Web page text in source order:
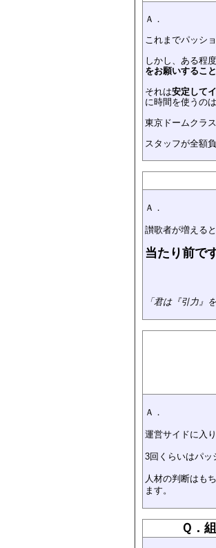
Ａ．
これまでパッシ
しかし、ある程
をお願いするこ
それは安定して
に時間を使うの
東京ドームクラ
スタッフが全額
Ａ．
讃歌者が増える
当たり前で
「君は『引力』
Ａ．
運営サイドに入
3回くらいはパッ
人材の判断はも
ます。
Ｑ．